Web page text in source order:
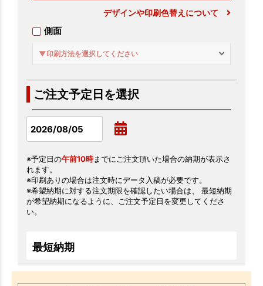
デザインや印刷色替えについて
側面
▼印刷方法を選択してください
ご注文予定日を選択
※予定日の午前10時までにご注文頂いた場合の納期が表示さ
れます。
※印刷ありの場合は注文時にデータ入稿が必要です。
※希望納期に対する注文期限を確認したい場合は、 最短納期
が希望納期になるように、ご注文予定日を変更してくださ
い。
最短納期